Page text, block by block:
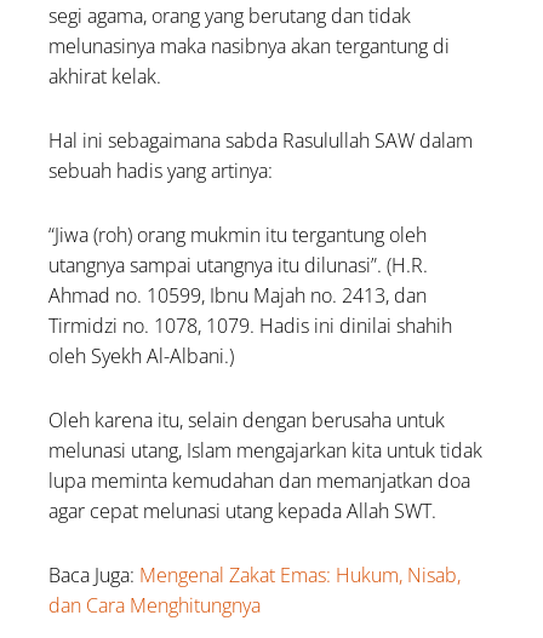
segi agama, orang yang berutang dan tidak
melunasinya maka nasibnya akan tergantung di
akhirat kelak.
Hal ini sebagaimana sabda Rasulullah SAW dalam
sebuah hadis yang artinya:
“Jiwa (roh) orang mukmin itu tergantung oleh
utangnya sampai utangnya itu dilunasi”. (H.R.
Ahmad no. 10599, Ibnu Majah no. 2413, dan
Tirmidzi no. 1078, 1079. Hadis ini dinilai shahih
oleh Syekh Al-Albani.)
Oleh karena itu, selain dengan berusaha untuk
melunasi utang, Islam mengajarkan kita untuk tidak
lupa meminta kemudahan dan memanjatkan doa
agar cepat melunasi utang kepada Allah SWT.
Baca Juga: Mengenal Zakat Emas: Hukum, Nisab,
dan Cara Menghitungnya